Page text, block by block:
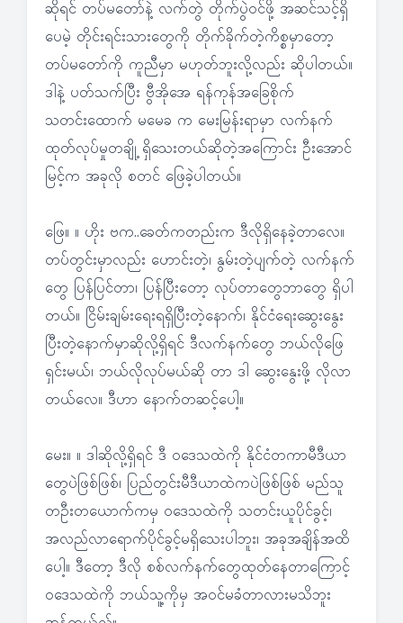
ဆိုရင် တပ်မတော်နဲ့ လက်တွဲ တိုက်ပွဲဝင်ဖို့ အဆင်သင့်ရှိ
ပေမဲ့ တိုင်းရင်းသားတွေကို တိုက်ခိုက်တဲ့ကိစ္စမှာတော့
တပ်မတော်ကို ကူညီမှာ မဟုတ်ဘူးလို့လည်း ဆိုပါတယ်။
ဒါနဲ့ ပတ်သက်ပြီး ဗွီအိုအေ ရန်ကုန်အခြေစိုက်
သတင်းထောက် မမေခ က မေးမြန်းရာမှာ လက်နက်
ထုတ်လုပ်မှုတချို့ ရှိသေးတယ်ဆိုတဲ့အကြောင်း ဦးအောင်
မြင့်က အခုလို စတင် ဖြေခဲ့ပါတယ်။
ဖြေ။ ။ ဟိုး ဗက..ခေတ်ကတည်းက ဒီလိုရှိနေခဲ့တာလေ။
တပ်တွင်းမှာလည်း ဟောင်းတဲ့၊ နွမ်းတဲ့ပျက်တဲ့ လက်နက်
တွေ ပြန်ပြင်တာ၊ ပြန်ပြီးတော့ လုပ်တာတွေဘာတွေ ရှိပါ
တယ်။ ငြိမ်းချမ်းရေးရရှိပြီးတဲ့နောက်၊ နိုင်ငံရေးဆွေးနွေး
ပြီးတဲ့နောက်မှာဆိုလို့ရှိရင် ဒီလက်နက်တွေ ဘယ်လိုဖြေ
ရှင်းမယ်၊ ဘယ်လိုလုပ်မယ်ဆို တာ ဒါ ဆွေးနွေးဖို့ လိုလာ
တယ်လေ။ ဒီဟာ နောက်တဆင့်ပေါ့။
မေး။ ။ ဒါဆိုလို့ရှိရင် ဒီ ဝဒေသထဲကို နိုင်ငံတကာမီဒီယာ
တွေပဲဖြစ်ဖြစ်၊ ပြည်တွင်းမီဒီယာထဲကပဲဖြစ်ဖြစ် မည်သူ
တဦးတယောက်ကမှ ဝဒေသထဲကို သတင်းယူပိုင်ခွင့်၊
အလည်လာရောက်ပိုင်ခွင့်မရှိသေးပါဘူး၊ အခုအချိန်အထိ
ပေါ့။ ဒီတော့ ဒီလို စစ်လက်နက်တွေထုတ်နေတာကြောင့်
ဝဒေသထဲကို ဘယ်သူ့ကိုမှ အဝင်မခံတာလားမသိဘူး